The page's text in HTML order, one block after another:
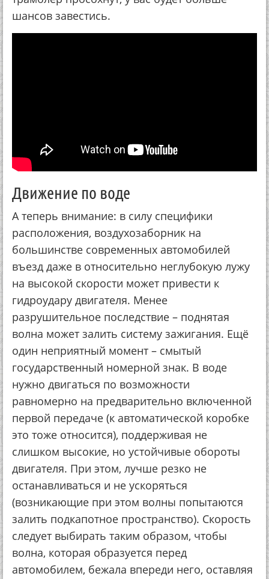
шансов завестись.
Движение по воде
А теперь внимание: в силу специфики
расположения, воздухозаборник на
большинстве современных автомобилей
въезд даже в относительно неглубокую лужу
на высокой скорости может привести к
гидроудару двигателя. Менее
разрушительное последствие – поднятая
волна может залить систему зажигания. Ещё
один неприятный момент – смытый
государственный номерной знак. В воде
нужно двигаться по возможности
равномерно на предварительно включенной
первой передаче (к автоматической коробке
это тоже относится), поддерживая не
слишком высокие, но устойчивые обороты
двигателя. При этом, лучше резко не
останавливаться и не ускоряться
(возникающие при этом волны попытаются
залить подкапотное пространство). Скорость
следует выбирать таким образом, чтобы
волна, которая образуется перед
автомобилем, бежала впереди него, оставляя